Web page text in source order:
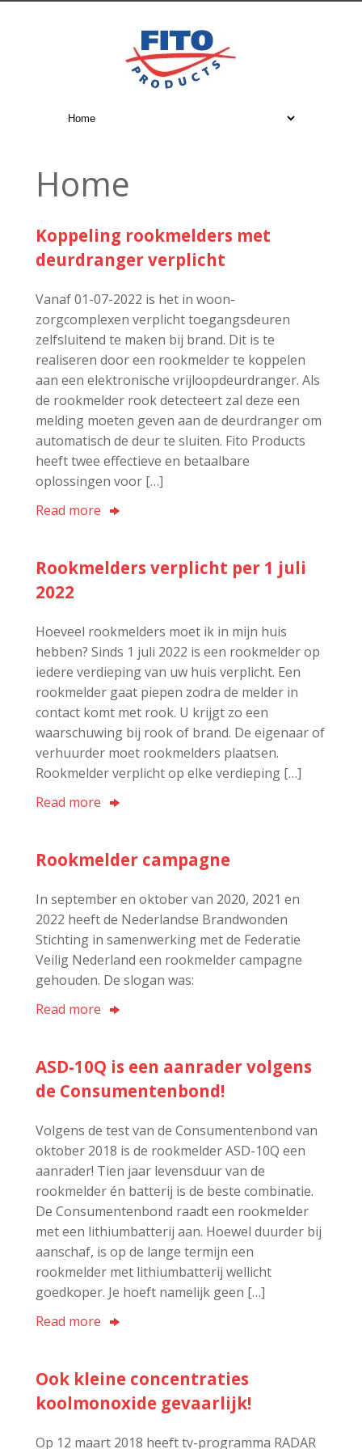
Home
Koppeling rookmelders met
deurdranger verplicht
Vanaf 01-07-2022 is het in woon-
zorgcomplexen verplicht toegangsdeuren
zelfsluitend te maken bij brand. Dit is te
realiseren door een rookmelder te koppelen
aan een elektronische vrijloopdeurdranger. Als
de rookmelder rook detecteert zal deze een
melding moeten geven aan de deurdranger om
automatisch de deur te sluiten. Fito Products
heeft twee effectieve en betaalbare
oplossingen voor […]
Read more
Rookmelders verplicht per 1 juli
2022
Hoeveel rookmelders moet ik in mijn huis
hebben? Sinds 1 juli 2022 is een rookmelder op
iedere verdieping van uw huis verplicht. Een
rookmelder gaat piepen zodra de melder in
contact komt met rook. U krijgt zo een
waarschuwing bij rook of brand. De eigenaar of
verhuurder moet rookmelders plaatsen.
Rookmelder verplicht op elke verdieping […]
Read more
Rookmelder campagne
In september en oktober van 2020, 2021 en
2022 heeft de Nederlandse Brandwonden
Stichting in samenwerking met de Federatie
Veilig Nederland een rookmelder campagne
gehouden. De slogan was:
Read more
ASD-10Q is een aanrader volgens
de Consumentenbond!
Volgens de test van de Consumentenbond van
oktober 2018 is de rookmelder ASD-10Q een
aanrader! Tien jaar levensduur van de
rookmelder én batterij is de beste combinatie.
De Consumentenbond raadt een rookmelder
met een lithiumbatterij aan. Hoewel duurder bij
aanschaf, is op de lange termijn een
rookmelder met lithiumbatterij wellicht
goedkoper. Je hoeft namelijk geen […]
Read more
Ook kleine concentraties
koolmonoxide gevaarlijk!
Op 12 maart 2018 heeft tv-programma RADAR